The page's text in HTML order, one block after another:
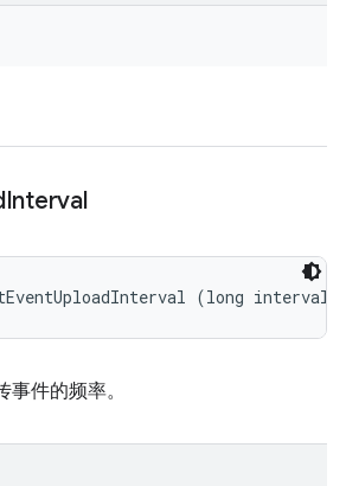
Interval
(long interval)
件的频率。